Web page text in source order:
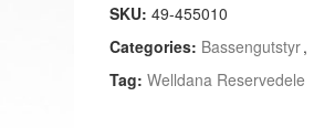
SKU: 49-455010
Categories: Bassengutstyr,
Tag: Welldana Reservedele